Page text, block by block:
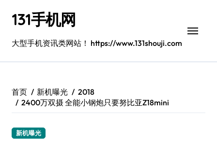
131手机网
大型手机资讯类网站！ https://www.131shouji.com
首页 新机曝光
2018
2400万双摄 全能小钢炮只要努比亚Z18mini
新机曝光